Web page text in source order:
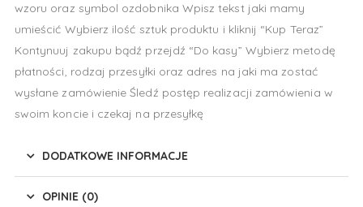
wzoru oraz symbol ozdobnika Wpisz tekst jaki mamy
umieścić Wybierz ilość sztuk produktu i kliknij “Kup Teraz”
Kontynuuj zakupu bądź przejdź “Do kasy” Wybierz metodę
płatności, rodzaj przesyłki oraz adres na jaki ma zostać
wysłane zamówienie Śledź postęp realizacji zamówienia w
swoim koncie i czekaj na przesyłkę
DODATKOWE INFORMACJE
OPINIE (0)